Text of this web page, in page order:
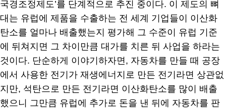
국경조정제도’를 단계적으로 추진 중이다. 이 제도의 뼈
대는 유럽에 제품을 수출하는 전 세계 기업들이 이산화
탄소를 얼마나 배출했는지 평가해 그 수준이 유럽 기준
에 뒤쳐지면 그 차이만큼 대가를 치른 뒤 사업을 하라는
것이다. 단순하게 이야기하자면, 자동차를 만들 때 공장
에서 사용한 전기가 재생에너지로 만든 전기라면 상관없
지만, 석탄으로 만든 전기라면 이산화탄소를 많이 배출
했으니 그만큼 유럽에 추가로 돈을 낸 뒤에 자동차를 판